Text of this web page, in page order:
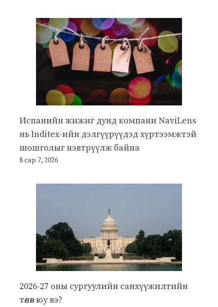
Испанийн жижиг дунд компани NaviLens
нь Inditex-ийн дэлгүүрүүдэд хүртээмжтэй
шошголыг нэвтрүүлж байна
8 сар 7, 2026
2026-27 оны сургуулийн санхүүжилтийн
төлөв юу вэ?